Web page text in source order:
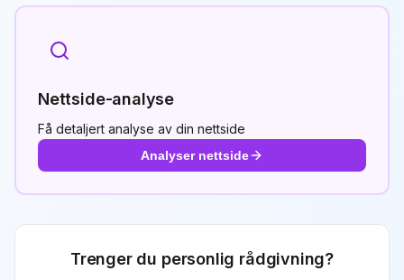
Nettside-analyse
Få detaljert analyse av din nettside
Analyser nettside
Trenger du personlig rådgivning?